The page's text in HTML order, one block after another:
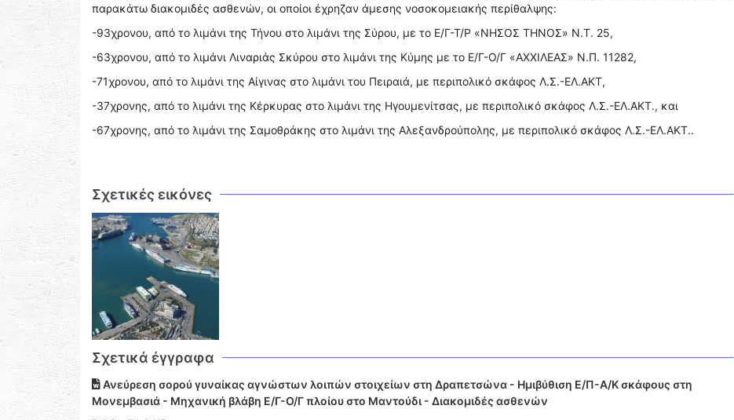
παρακάτω διακομιδές ασθενών, οι οποίοι έχρηζαν άμεσης νοσοκομειακής περίθαλψης:
-93χρονου, από το λιμάνι της Τήνου στο λιμάνι της Σύρου, με το Ε/Γ-Τ/Ρ «ΝΗΣΟΣ ΤΗΝΟΣ» Ν.Τ. 25,
-63χρονου, από το λιμάνι Λιναριάς Σκύρου στο λιμάνι της Κύμης με το Ε/Γ-Ο/Γ «ΑΧΧΙΛΕΑΣ» Ν.Π. 11282,
-71χρονου, από το λιμάνι της Αίγινας στο λιμάνι του Πειραιά, με περιπολικό σκάφος Λ.Σ.-ΕΛ.ΑΚΤ,
-37χρονης, από το λιμάνι της Κέρκυρας στο λιμάνι της Ηγουμενίτσας, με περιπολικό σκάφος Λ.Σ.-ΕΛ.ΑΚΤ., και
-67χρονης, από το λιμάνι της Σαμοθράκης στο λιμάνι της Αλεξανδρούπολης, με περιπολικό σκάφος Λ.Σ.-ΕΛ.ΑΚΤ..
Σχετικές εικόνες
Σχετικά έγγραφα
Ανεύρεση σορού γυναίκας αγνώστων λοιπών στοιχείων στη Δραπετσώνα - Ημιβύθιση Ε/Π-Α/Κ σκάφους στη
Μονεμβασιά - Μηχανική βλάβη Ε/Γ-Ο/Γ πλοίου στο Μαντούδι - Διακομιδές ασθενών